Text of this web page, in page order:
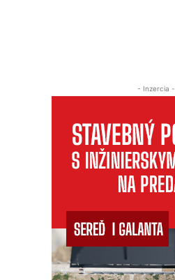
- Inzercia -